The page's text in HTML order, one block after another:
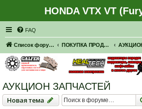
HONDA VTX VT
FAQ
Список форумов ПОКУПКА ПРОДАЖА
АУКЦИОН ЗАПЧАСТЕЙ
Новая тема
Новаятема